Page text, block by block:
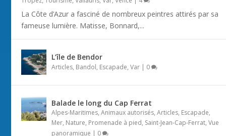
La Côte d’Azur a fasciné de nombreux peintres attirés par sa
fameuse lumière. Matisse, Bonnard,...
L’île de Bendor
Articles, Bandol, Escapade,Var | 0
Balade le long du Cap Ferrat
Alpes-Maritimes,Animaux autorisés,Articles, Escapade,
Mer, Nature, Promenade à pied, Saint-Jean-Cap-Ferrat,Vue
panoramique | 0